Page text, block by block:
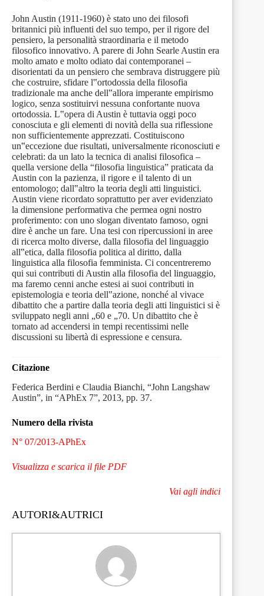
John Austin (1911-1960) è stato uno dei filosofi
britannici più influenti del suo tempo, per il rigore del
pensiero, la personalità straordinaria e il metodo
filosofico innovativo. A parere di John Searle Austin era
molto amato e molto odiato dai contemporanei –
disorientati da un pensiero che sembrava distruggere più
che costruire, sfidare l‟ortodossia della filosofia
tradizionale ma anche dell‟allora imperante empirismo
logico, senza sostituirvi nessuna confortante nuova
ortodossia. L‟opera di Austin è tuttavia oggi poco
conosciuta e gli elementi di novità della sua riflessione
non sufficientemente apprezzati. Costituiscono
un‟eccezione due risultati, universalmente riconosciuti e
celebrati: da un lato la tecnica di analisi filosofica –
quella versione della “filosofia linguistica” praticata da
Austin con la pazienza, il rigore e il talento di un
entomologo; dall‟altro la teoria degli atti linguistici.
Austin viene ricordato soprattutto per aver evidenziato
la dimensione performativa che permea ogni nostro
proferimento: con uno slogan diventato famoso, ogni
dire è anche un fare. Una tesi con ripercussioni in aree
di ricerca molto diverse, dalla filosofia del linguaggio
all‟etica, dalla filosofia politica al diritto, dalla
linguistica alla filosofia femminista. Ci concentreremo
qui sui contributi di Austin alla filosofia del linguaggio,
ma faremo cenni anche estesi ai suoi contributi in
epistemologia e teoria dell‟azione, nonché al vivace
dibattito che a partire dalla teoria degli atti linguistici si è
sviluppato negli anni „60 e „70. Un dibattito che è
tornato ad accendersi in tempi recentissimi nelle
discussioni su libertà di espressione e censura.
Citazione
Federica Berdini e Claudia Bianchi, “John Langshaw
Austin”, in “APhEx 7”, 2013, pp. 37.
Numero della rivista
N° 07/2013-APhEx
Visualizza e scarica il file PDF
Vai agli indici
AUTORI&AUTRICI